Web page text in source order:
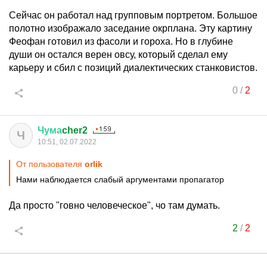
Сейчас он работал над групповым портретом. Большое
полотно изображало заседание окрплана. Эту картину
Феофан готовил из фасоли и гороха. Но в глубине
души он остался верен овсу, который сделал ему
карьеру и сбил с позиций диалектических станковистов.
0/ 2
Ч Чумаcher2
10:51, 02.07.2022
От пользователя orlik
Нами наблюдается слабый аргументами пропагатор
Да просто "говно человеческое", чо там думать.
2 / 2